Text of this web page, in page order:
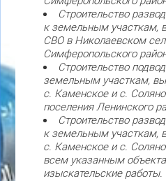
Строительство
к земельным участкам,
СВО в Николаевском
Симферопольского
Строительство
земельным участкам,
с. Каменское и с.
поселения Ленинского
Строительство
к земельным участкам,
с. Каменское и с.
всем указанным
изыскательские работы.